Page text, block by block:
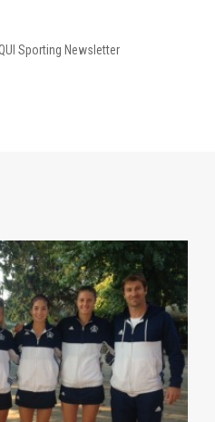
Sporting Newsletter